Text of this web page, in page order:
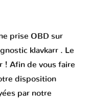
prise OBD sur
klavkarr . Le
! Afin de vous faire
disposition
par notre